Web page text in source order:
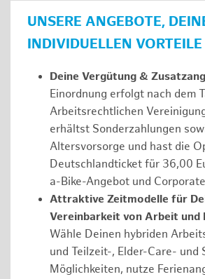
UNSERE ANGEBOTE,
INDIVIDUELLEN VORTEILE
Deine Vergütung &
Einordnung erfolgt nach dem
Arbeitsrechtlichen
erhältst Sonderzahlungen
Altersvorsorge und hast die
Deutschlandticket für 36,00
a-Bike-Angebot und
Attraktive Zeitmodelle für
Vereinbarkeit von Arbeit und
Wähle Deinen hybriden
und Teilzeit-, Elder-Care- und
Möglichkeiten, nutze